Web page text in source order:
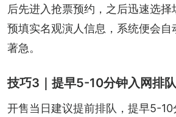
后先进入抢票预约，之后迅速选择
预填实名观演人信息，系统便会自
著急。
技巧3｜提早5-10分钟入网排队
开售当日建议提前排队，提早5-